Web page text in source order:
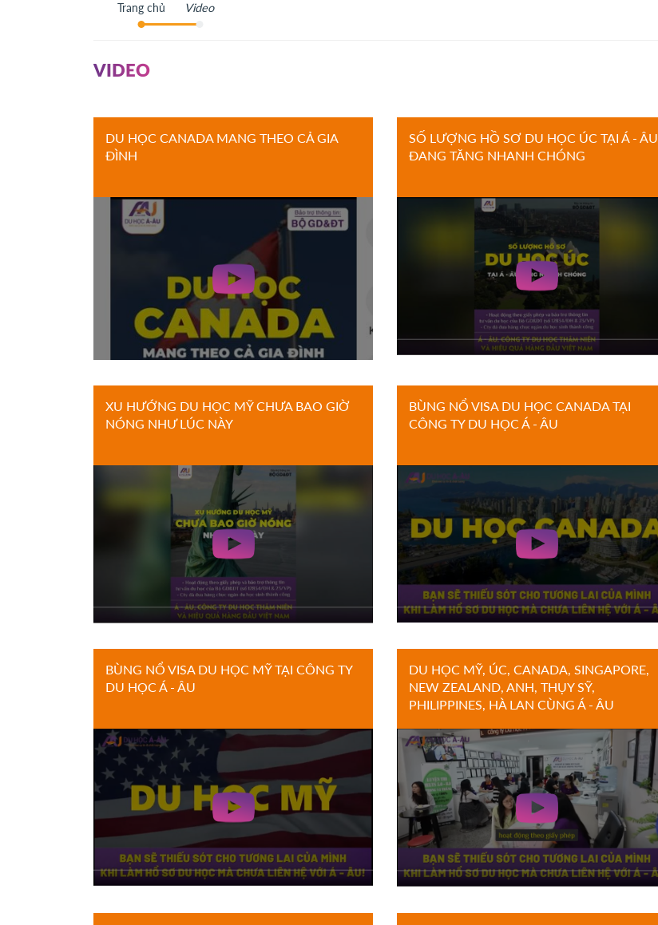
Trang chủ Video
VIDEO
DU HỌC CANADA MANG THEO CẢ GIA
ĐÌNH
SỐ LƯỢNG HỒ SƠ DU HỌC ÚC TẠI Á - ÂU
ĐANG TĂNG NHANH CHÓNG
XU HƯỚNG DU HỌC MỸ CHƯA BAO GIỜ
NÓNG NHƯ LÚC NÀY
BÙNG NỔ VISA DU HỌC CANADA TẠI
CÔNG TY DU HỌC Á - ÂU
BÙNG NỔ VISA DU HỌC MỸ TẠI CÔNG TY
DU HỌC Á - ÂU
DU HỌC MỸ, ÚC, CANADA, SINGAPORE,
NEW ZEALAND, ANH, THỤY SỸ,
PHILIPPINES, HÀ LAN CÙNG Á - ÂU